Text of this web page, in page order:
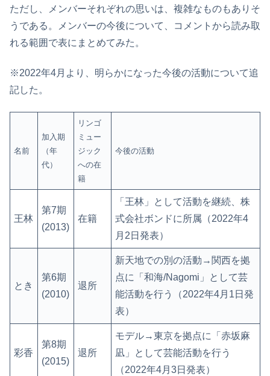
ただし、メンバーそれぞれの思いは、複雑なものもありそ
うである。メンバーの今後について、コメントから読み取
れる範囲で表にまとめてみた。
※2022年4月より、明らかになった今後の活動について追
記した。
名前
加入期
（年
代）
リンゴ
ミュー
ジック
への在
籍
今後の活動
王林
第7期
(2013)
在籍
「王林」として活動を継続、株
式会社ボンドに所属 （2022年4
月2日発表）
とき
第6期
(2010)
退所
新天地での別の活動 →関西を拠
点に「和海/Nagomi」として芸
能活動を行う（2022年4月1日発
表）
彩香
第8期
(2015)
退所
モデル→東京を拠点に「赤坂麻
凪」として芸能活動を行う
（2022年4月3日発表）